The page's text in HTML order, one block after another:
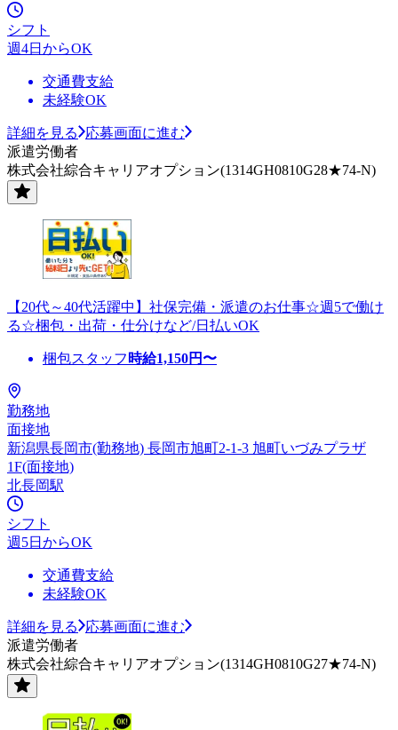
シフト
週4日からOK
交通費支給
未経験OK
詳細を見る
応募画面に進む
派遣労働者
株式会社綜合キャリアオプション(1314GH0810G28★74-N)
【20代～40代活躍中】社保完備・派遣のお仕事☆週5で働け
る☆梱包・出荷・仕分けなど/日払いOK
梱包スタッフ 時給1,150円〜
勤務地
面接地
新潟県長岡市(勤務地) 長岡市旭町2-1-3 旭町いづみプラザ
1F(面接地)
北長岡駅
シフト
週5日からOK
交通費支給
未経験OK
詳細を見る
応募画面に進む
派遣労働者
株式会社綜合キャリアオプション(1314GH0810G27★74-N)